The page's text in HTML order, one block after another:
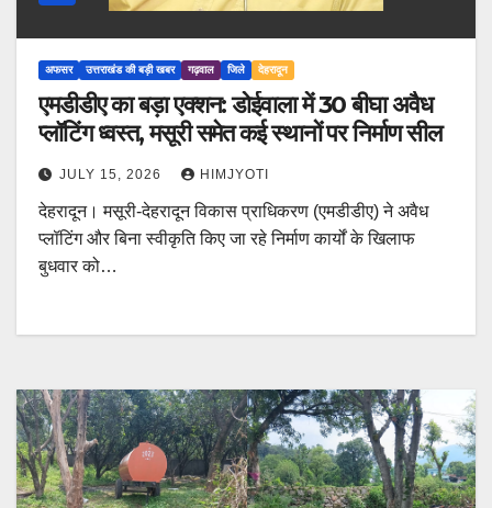
अफसर उत्तराखंड की बड़ी खबर गढ़वाल जिले देहरादून
एमडीडीए का बड़ा एक्शन: डोईवाला में 30 बीघा अवैध
प्लॉटिंग ध्वस्त, मसूरी समेत कई स्थानों पर निर्माण सील
JULY 15, 2026 HIMJYOTI
देहरादून। मसूरी-देहरादून विकास प्राधिकरण (एमडीडीए) ने अवैध
प्लॉटिंग और बिना स्वीकृति किए जा रहे निर्माण कार्यों के खिलाफ
बुधवार को…